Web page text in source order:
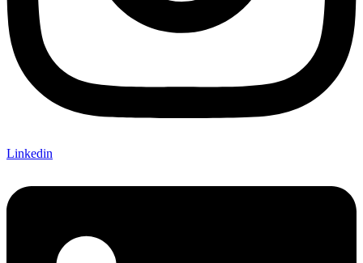
Linkedin